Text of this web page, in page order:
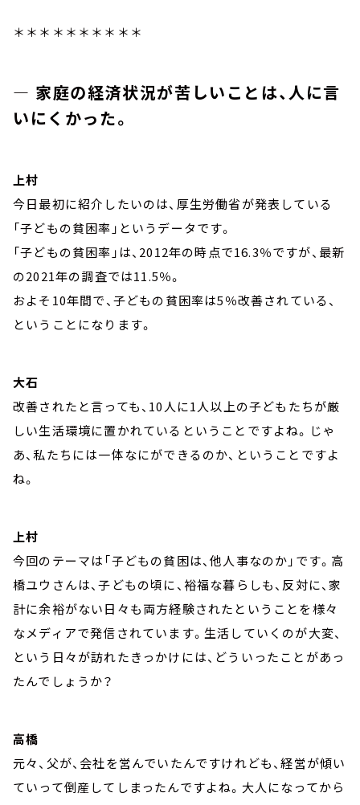
＊＊＊＊＊＊＊＊＊＊
― 家庭の経済状況が苦しいことは、人に言
いにくかった。
上村
今日最初に紹介したいのは、厚生労働省が発表している
「子どもの貧困率」というデータです。
「子どもの貧困率」は、2012年の時点で16.3％ですが、最新
の2021年の調査では11.5％。
およそ10年間で、子どもの貧困率は5％改善されている、
ということになります。
大石
改善されたと言っても、10人に1人以上の子どもたちが厳
しい生活環境に置かれているということですよね。じゃ
あ、私たちには一体なにができるのか、ということですよ
ね。
上村
今回のテーマは「子どもの貧困は、他人事なのか」です。高
橋ユウさんは、子どもの頃に、裕福な暮らしも、反対に、家
計に余裕がない日々も両方経験されたということを様々
なメディアで発信されています。生活していくのが大変、
という日々が訪れたきっかけには、どういったことがあっ
たんでしょうか？
高橋
元々、父が、会社を営んでいたんですけれども、経営が傾い
ていって倒産してしまったんですよね。大人になってから